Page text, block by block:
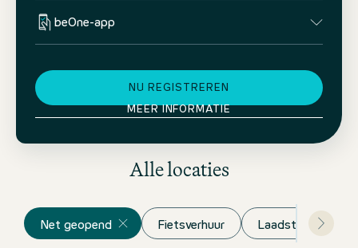
beOne-app
NU REGISTREREN
MEER INFORMATIE
Alle locaties
Net geopend Fietsverhuur Laadstation voor